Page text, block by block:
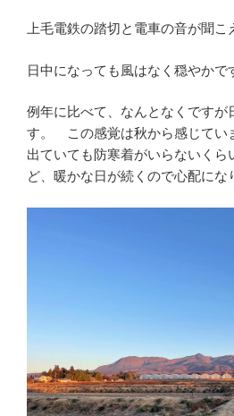
上毛電鉄の踏切と電車の音が聞こ
日中になっても風はなく穏やかで
例年に比べて、なんとなくですが
す。 この感覚は秋から感じてい
出ていても防寒着がいらないくら
ど、暖かな日が続くので心配にな